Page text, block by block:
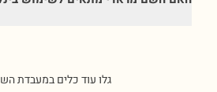
גלו עוד כלים במעבדת